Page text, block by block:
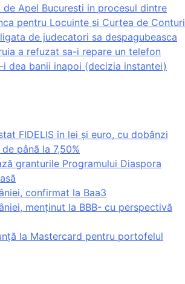
Apel Bucuresti in procesul dintre
pentru Locuinte si Curtea de Conturi
de judecatori sa despagubeasca
a refuzat sa-i repare un telefon
i dea banii inapoi (decizia instantei)
FIDELIS în lei și euro, cu dobânzi
pânã la 7,50%
granturile Programului Diaspora
confirmat la Baa3
menținut la BBB- cu perspectivă
la Mastercard pentru portofelul